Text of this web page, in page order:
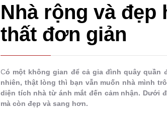
Nhà rộng và
thất đơn giản
Có một không gian để cả gia đình quây quần
nhiên, thật lòng thì bạn vẫn muốn nhà mình
diện tích nhà từ ánh mắt đến cảm nhận.
mà còn đẹp và sang hơn.